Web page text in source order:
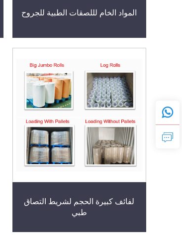
المواد الخام لللصقات الطبية للجروح
لفائف كبيرة الحجم لشريط التصاق
طبي